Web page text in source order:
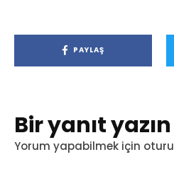
PAYLAŞ
Bir yanıt yazın
Yorum yapabilmek için